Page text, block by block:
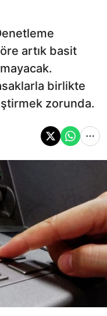
artık basit
birlikte
zorunda.